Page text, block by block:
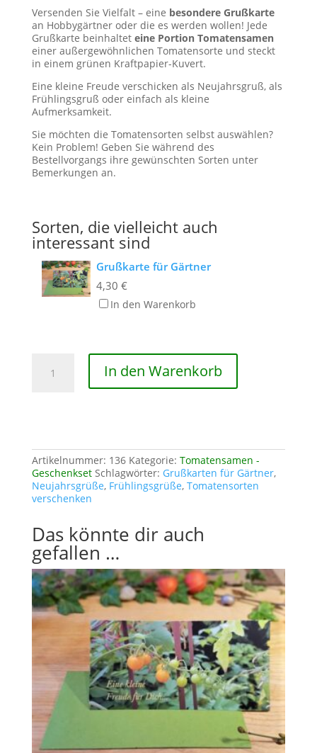
Versenden Sie Vielfalt – eine besondere Grußkarte
an Hobbygärtner oder die es werden wollen! Jede
Grußkarte beinhaltet eine Portion Tomatensamen
einer außergewöhnlichen Tomatensorte und steckt
in einem grünen Kraftpapier-Kuvert.
Eine kleine Freude verschicken als Neujahrsgruß, als
Frühlingsgruß oder einfach als kleine
Aufmerksamkeit.
Sie möchten die Tomatensorten selbst auswählen?
Kein Problem! Geben Sie während des
Bestellvorgangs ihre gewünschten Sorten unter
Bemerkungen an.
Sorten, die vielleicht auch
interessant sind
Grußkarte für Gärtner
4,30 €
In den Warenkorb
In den Warenkorb
Artikelnummer: 136 Kategorie: Tomatensamen -
Geschenkset Schlagwörter: Grußkarten für Gärtner,
Neujahrsgrüße, Frühlingsgrüße, Tomatensorten
verschenken
Das könnte dir auch
gefallen …